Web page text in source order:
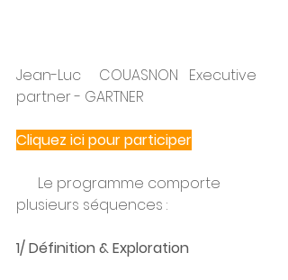
Jean-Luc     COUASNON   Executive
partner - GARTNER
Cliquez ici pour participer
plusieurs séquences :
1/ Définition & Exploration